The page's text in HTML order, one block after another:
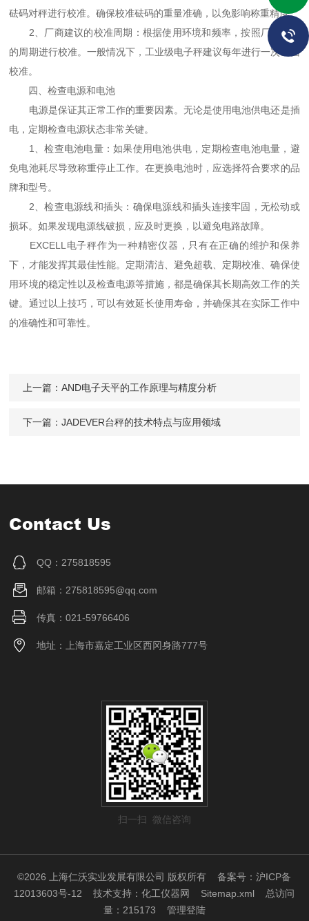
砝码对秤进行校准。确保校准砝码的重量准确，以免影响称重精度。
2、厂商建议的校准周期：根据使用环境和频率，按照厂商建议
的周期进行校准。一般情况下，工业级电子秤建议每年进行一次全面
校准。
四、检查电源和电池
电源是保证其正常工作的重要因素。无论是使用电池供电还是插
电，定期检查电源状态非常关键。
1、检查电池电量：如果使用电池供电，定期检查电池电量，避
免电池耗尽导致称重停止工作。在更换电池时，应选择符合要求的品
牌和型号。
2、检查电源线和插头：确保电源线和插头连接牢固，无松动或
损坏。如果发现电源线破损，应及时更换，以避免电路故障。
EXCELL电子秤作为一种精密仪器，只有在正确的维护和保养
下，才能发挥其最佳性能。定期清洁、避免超载、定期校准、确保使
用环境的稳定性以及检查电源等措施，都是确保其长期高效工作的关
键。通过以上技巧，可以有效延长使用寿命，并确保其在实际工作中
的准确性和可靠性。
上一篇：AND电子天平的工作原理与精度分析
下一篇：JADEVER台秤的技术特点与应用领域
Contact Us
QQ：275818595
邮箱：275818595@qq.com
传真：021-59766406
地址：上海市嘉定工业区西冈身路777号
扫一扫 微信咨询
©2026 上海仁沃实业发展有限公司 版权所有备案号：沪ICP备
12013603号-12 技术支持：化工仪器网 Sitemap.xml 总访问
量：215173 管理登陆